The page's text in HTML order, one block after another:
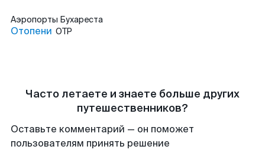
Аэропорты Бухареста
Отопени OTP
Часто летаете и знаете больше других
путешественников?
Оставьте комментарий — он поможет
пользователям принять решение